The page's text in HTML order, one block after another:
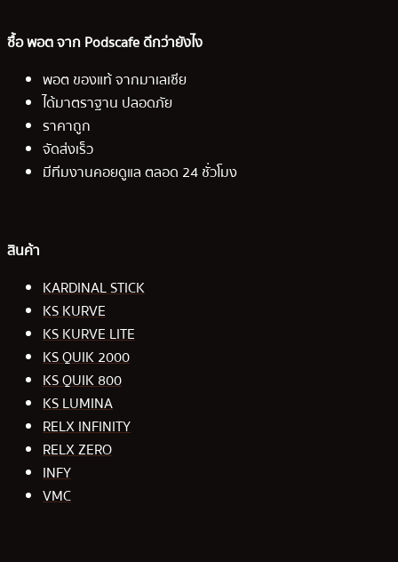
ซื้อ พอต จาก Podscafe ดีกว่ายังไง
พอต ของแท้ จากมาเลเซีย
ได้มาตราฐาน ปลอดภัย
ราคาถูก
จัดส่งเร็ว
มีทีมงานคอยดูแล ตลอด 24 ชั่วโมง
สินค้า
KARDINAL STICK
KS KURVE
KS KURVE LITE
KS QUIK 2000
KS QUIK 800
KS LUMINA
RELX INFINITY
RELX ZERO
INFY
VMC